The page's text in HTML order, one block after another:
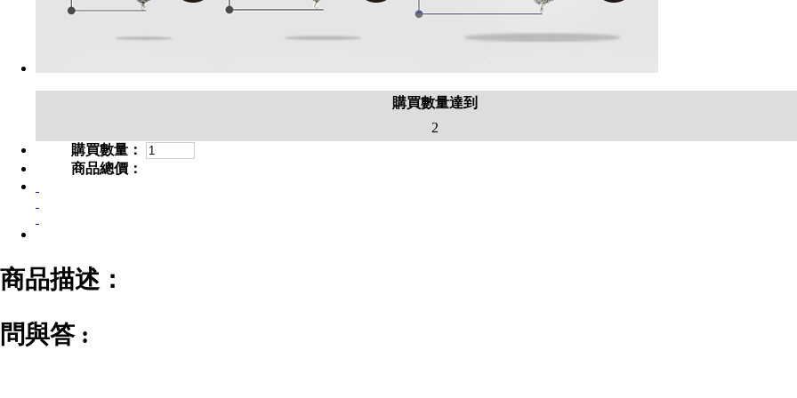
購買數量達到
2
購買數量：
商品總價：
商品描述：
問與答 :